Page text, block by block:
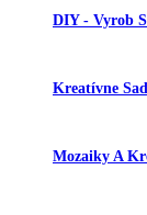
DIY - Vyrob
Kreatívne
Mozaiky A